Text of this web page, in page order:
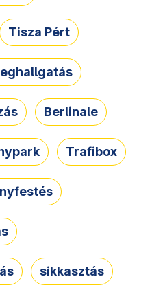
Tisza Pért
Berlinale
Trafibox
sikkasztás